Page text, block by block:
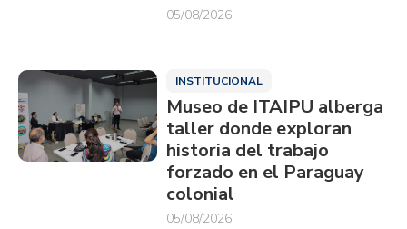
05/08/2026
INSTITUCIONAL
Museo de ITAIPU alberga
taller donde exploran
historia del trabajo
forzado en el Paraguay
colonial
05/08/2026